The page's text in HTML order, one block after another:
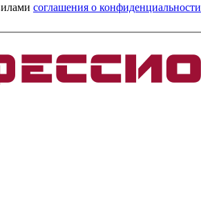
соглашения о конфиденциальности